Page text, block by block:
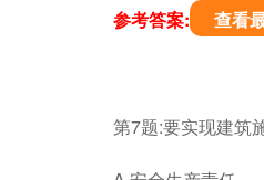
参考答案: 查看
第7题:要实现建筑